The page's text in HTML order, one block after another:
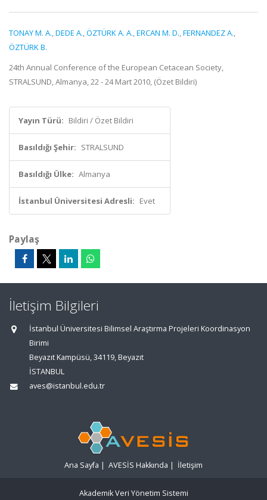
TONAY M. A.,DEDE A.,ÖZTÜRK A. A.,ERCAN M. D.,FERNANDEZ A.,
ÖZTÜRK B.
24th Annual Conference of the European Cetacean Society,
STRALSUND, Almanya, 22 - 24 Mart 2010, (Özet Bildiri)
Yayın Türü: Bildiri / Özet Bildiri
Basıldığı Şehir: STRALSUND
Basıldığı Ülke: Almanya
İstanbul Üniversitesi Adresli: Evet
Paylaş
İletişim Bilgileri
İstanbul Üniversitesi Bilimsel Araştırma Projeleri Koordinasyon
Birimi
Beyazıt Kampüsü, 34119, Beyazıt
İSTANBUL
aves@istanbul.edu.tr
Ana Sayfa | AVESİS Hakkında | İletişim
Akademik Veri Yönetim Sistemi